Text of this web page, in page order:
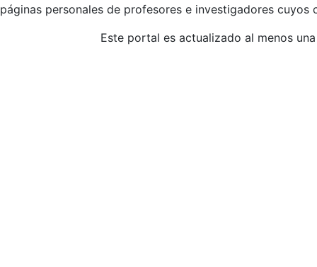
páginas personales de profesores e investigadores
Este portal es actualizado al menos